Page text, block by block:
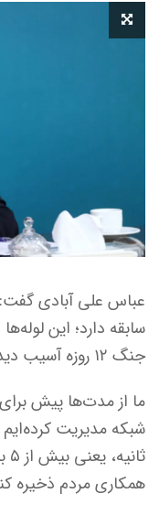
سابقه دارد؛ این
جنگ ۱۲ روزه آسیب دیدند.
ما از مدت‌ها پیش
همکاری مردم ذخیره